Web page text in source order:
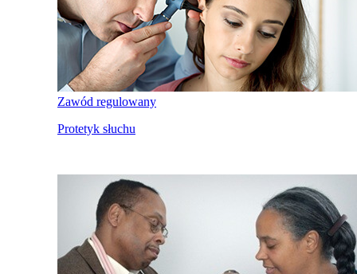
Zawód regulowany
Protetyk słuchu